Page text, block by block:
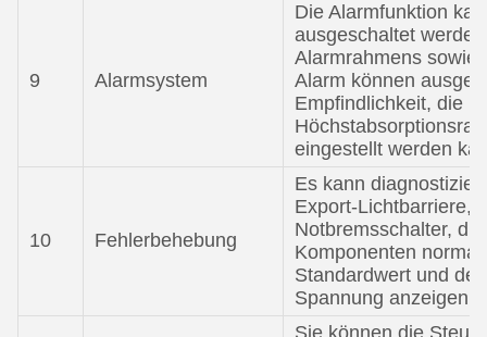
9 Alarmsystem
Die Alarmfunktion
ausgeschaltet
Alarmrahmens sowie
Alarm können
Empfindlichkeit, die
eingestellt werden
10 Fehlerbehebung
Es kann
Export-Lichtbarriere,
Notbremsschalter,
Komponenten
Standardwert und
Spannung anzeigen